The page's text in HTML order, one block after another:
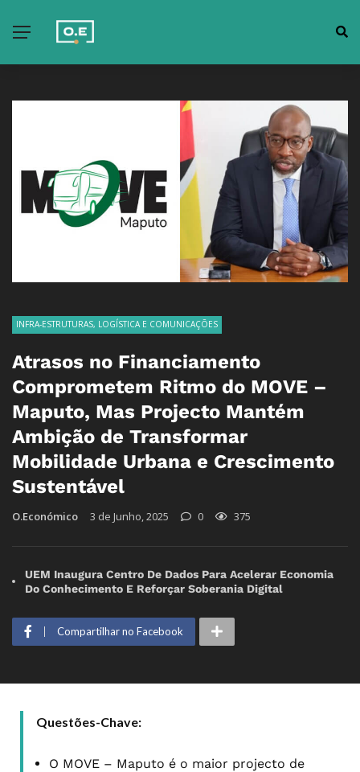
INFRA-ESTRUTURAS, LOGÍSTICA E COMUNICAÇÕES
Atrasos no Financiamento
Comprometem Ritmo do MOVE –
Maputo, Mas Projecto Mantém
Ambição de Transformar
Mobilidade Urbana e Crescimento
Sustentável
O.Económico 3 de Junho, 2025 0 375
UEM Inaugura Centro De Dados Para Acelerar Economia
Do Conhecimento E Reforçar Soberania Digital
Compartilhar no Facebook
Questões-Chave:
O MOVE – Maputo é o maior projecto de